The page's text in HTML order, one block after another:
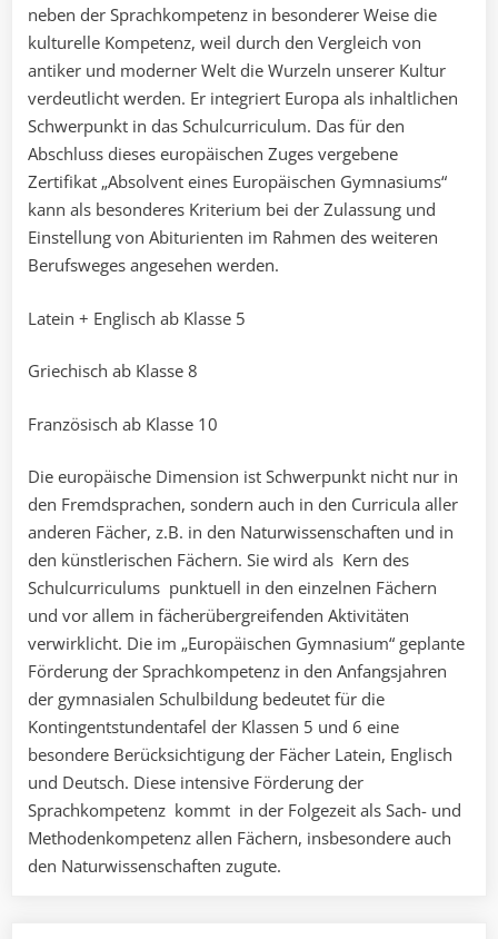
neben der Sprachkompetenz in besonderer Weise die
kulturelle Kompetenz, weil durch den Vergleich von
antiker und moderner Welt die Wurzeln unserer Kultur
verdeutlicht werden. Er integriert Europa als inhaltlichen
Schwerpunkt in das Schulcurriculum. Das für den
Abschluss dieses europäischen Zuges vergebene
Zertifikat „Absolvent eines Europäischen Gymnasiums“
kann als besonderes Kriterium bei der Zulassung und
Einstellung von Abiturienten im Rahmen des weiteren
Berufsweges angesehen werden.
Latein + Englisch ab Klasse 5
Griechisch ab Klasse 8
Französisch ab Klasse 10
Die europäische Dimension ist Schwerpunkt nicht nur in
den Fremdsprachen, sondern auch in den Curricula aller
anderen Fächer, z.B. in den Naturwissenschaften und in
den künstlerischen Fächern. Sie wird als Kern des
Schulcurriculums punktuell in den einzelnen Fächern
und vor allem in fächerübergreifenden Aktivitäten
verwirklicht. Die im „Europäischen Gymnasium“ geplante
Förderung der Sprachkompetenz in den Anfangsjahren
der gymnasialen Schulbildung bedeutet für die
Kontingentstundentafel der Klassen 5 und 6 eine
besondere Berücksichtigung der Fächer Latein, Englisch
und Deutsch. Diese intensive Förderung der
Sprachkompetenz kommt in der Folgezeit als Sach- und
Methodenkompetenz allen Fächern, insbesondere auch
den Naturwissenschaften zugute.